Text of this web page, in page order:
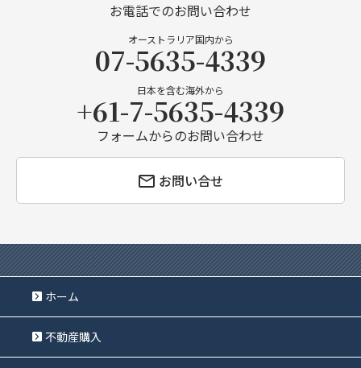
お電話でのお問い合わせ
オーストラリア国内から
07-5635-4339
日本を含む海外から
+61-7-5635-4339
フォームからのお問い合わせ
お問い合せ
ホーム
不動産購入